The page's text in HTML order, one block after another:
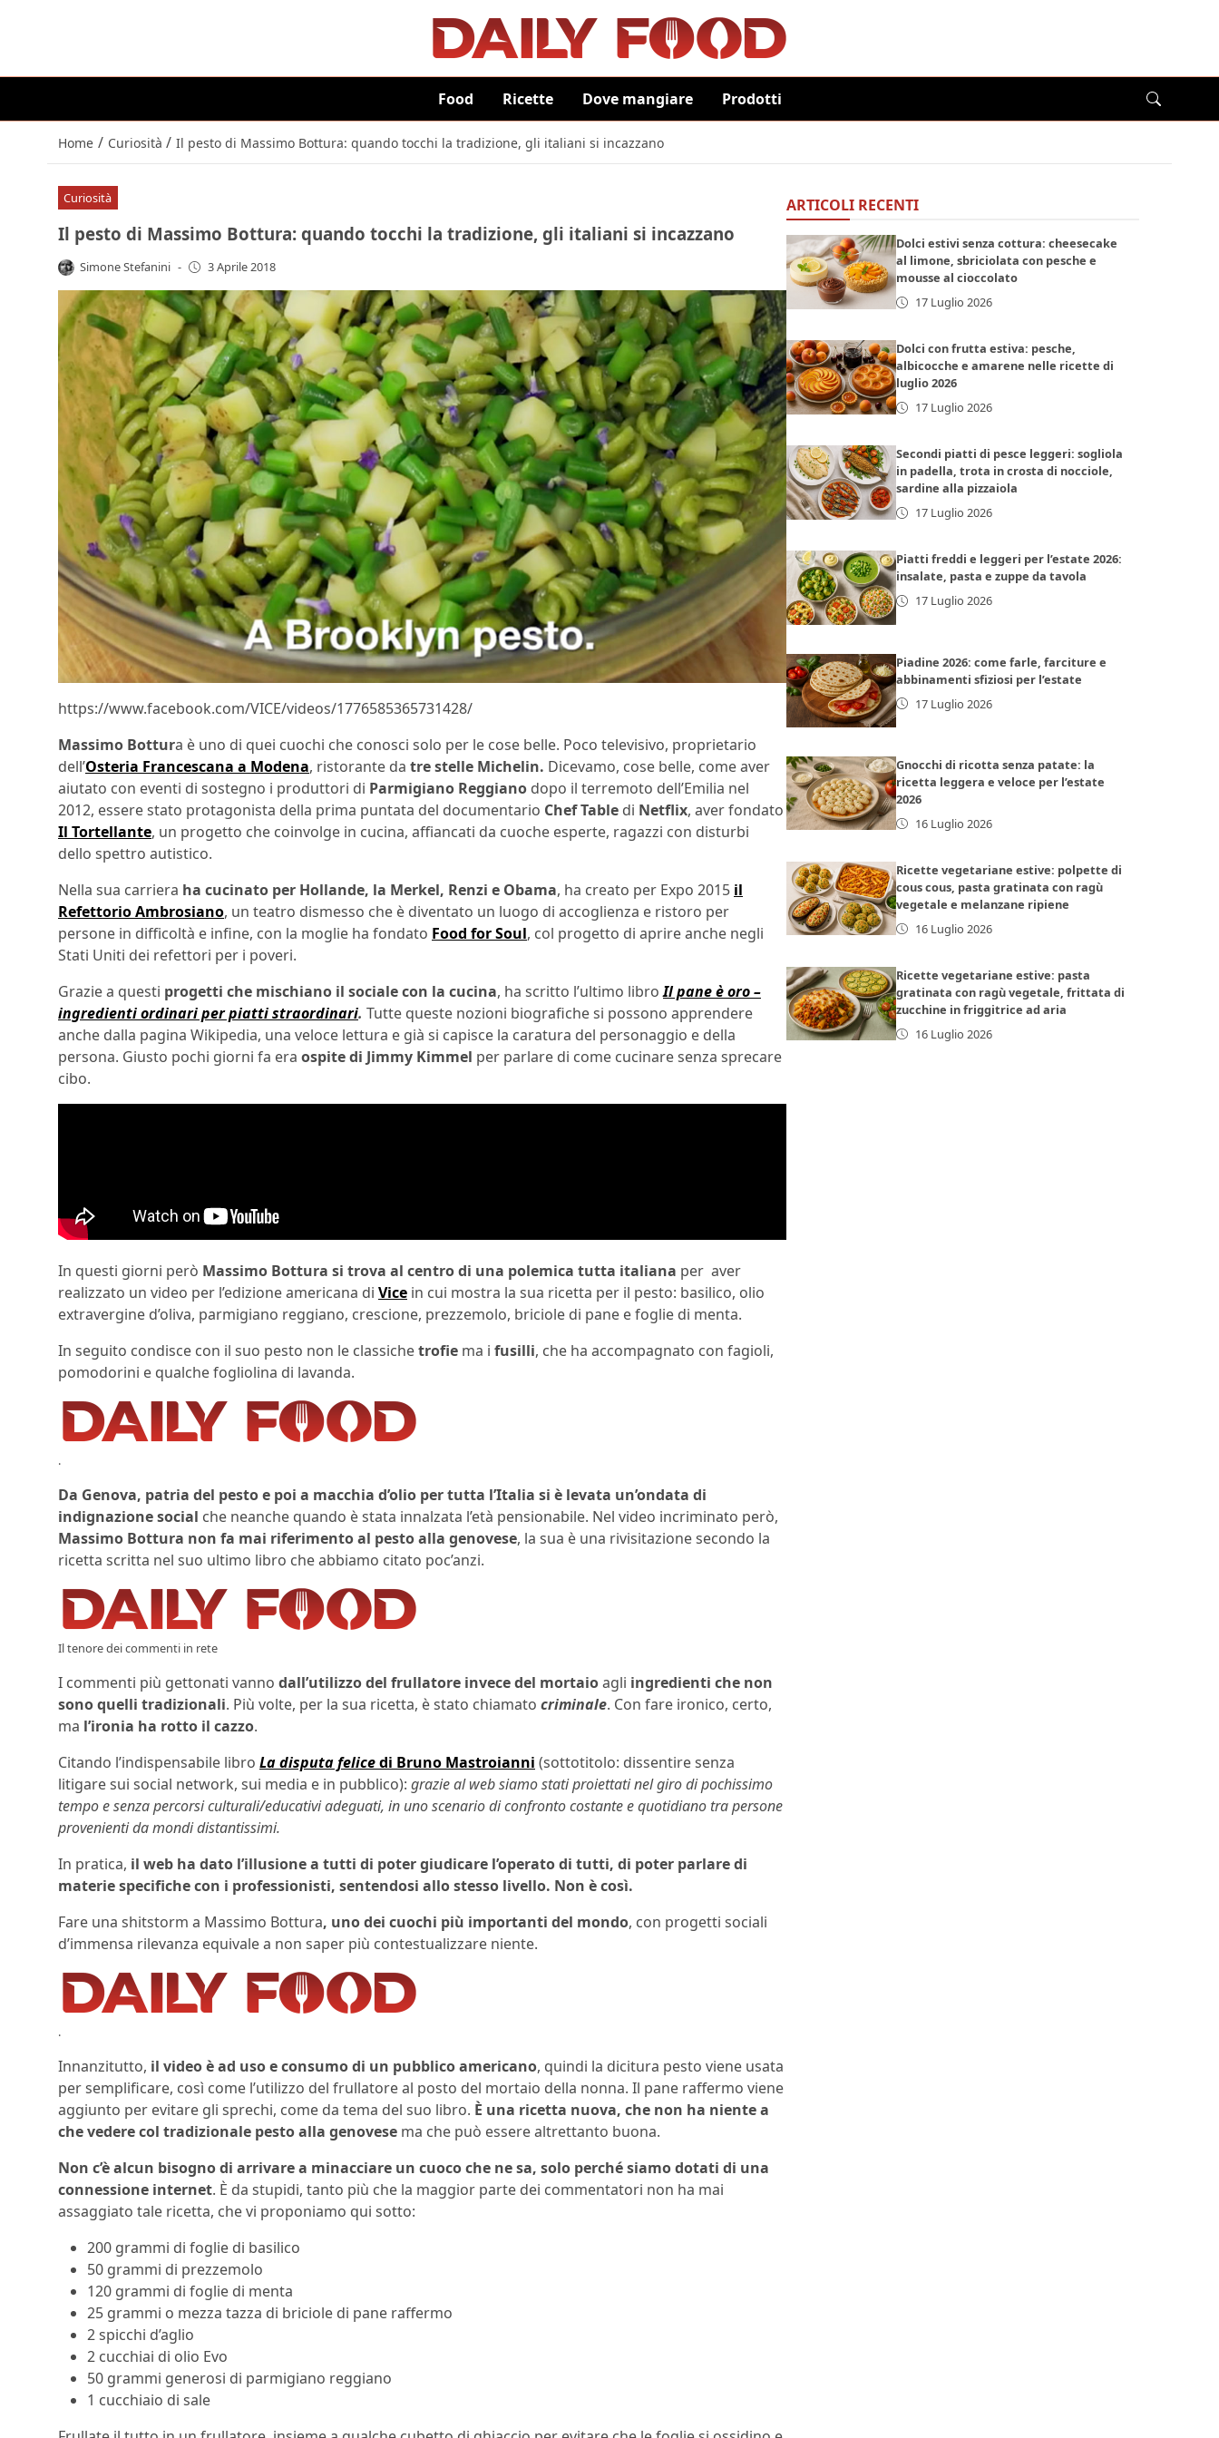
Food Ricette Dove mangiare Prodotti
Home / Curiosità / Il pesto di Massimo Bottura: quando tocchi la tradizione, gli italiani si incazzano
Curiosità
Il pesto di Massimo Bottura: quando tocchi la tradizione, gli italiani si incazzano
Simone Stefanini - 3 Aprile 2018
https://www.facebook.com/VICE/videos/1776585365731428/
Massimo Bottura è uno di quei cuochi che conosci solo per le cose belle. Poco televisivo, proprietario
dell’Osteria Francescana a Modena, ristorante da tre stelle Michelin. Dicevamo, cose belle, come aver
aiutato con eventi di sostegno i produttori di Parmigiano Reggiano dopo il terremoto dell’Emilia nel
2012, essere stato protagonista della prima puntata del documentario Chef Table di Netflix, aver fondato
Il Tortellante, un progetto che coinvolge in cucina, affiancati da cuoche esperte, ragazzi con disturbi
dello spettro autistico.
Nella sua carriera ha cucinato per Hollande, la Merkel, Renzi e Obama, ha creato per Expo 2015 il
Refettorio Ambrosiano, un teatro dismesso che è diventato un luogo di accoglienza e ristoro per
persone in difficoltà e infine, con la moglie ha fondato Food for Soul, col progetto di aprire anche negli
Stati Uniti dei refettori per i poveri.
Grazie a questi progetti che mischiano il sociale con la cucina, ha scritto l’ultimo libroIl pane è oro –
ingredienti ordinari per piatti straordinari. Tutte queste nozioni biografiche si possono apprendere
anche dalla pagina Wikipedia, una veloce lettura e già si capisce la caratura del personaggio e della
persona. Giusto pochi giorni fa era ospite di Jimmy Kimmel per parlare di come cucinare senza sprecare
cibo.
In questi giorni però Massimo Bottura si trova al centro di una polemica tutta italiana per aver
realizzato un video per l’edizione americana di Vice in cui mostra la sua ricetta per il pesto: basilico, olio
extravergine d’oliva, parmigiano reggiano, crescione, prezzemolo, briciole di pane e foglie di menta.
In seguito condisce con il suo pesto non le classichetrofie ma i fusilli, che ha accompagnato con fagioli,
pomodorini e qualche fogliolina di lavanda.
.
Da Genova, patria del pesto e poi a macchia d’olio per tutta l’Italia si è levata un’ondata di
indignazione social che neanche quando è stata innalzata l’età pensionabile. Nel video incriminato però,
Massimo Bottura non fa mai riferimento al pesto alla genovese, la sua è una rivisitazione secondo la
ricetta scritta nel suo ultimo libro che abbiamo citato poc’anzi.
Il tenore dei commenti in rete
I commenti più gettonati vanno dall’utilizzo del frullatore invece del mortaioagli ingredienti che non
sono quelli tradizionali. Più volte, per la sua ricetta, è stato chiamato criminale. Con fare ironico, certo,
ma l’ironia ha rotto il cazzo.
Citando l’indispensabile libro La disputa felicedi Bruno Mastroianni (sottotitolo: dissentire senza
litigare sui social network, sui media e in pubblico): grazie al web siamo stati proiettati nel giro di pochissimo
tempo e senza percorsi culturali/educativi adeguati, in uno scenario di confronto costante e quotidiano tra persone
provenienti da mondi distantissimi.
In pratica, il web ha dato l’illusione a tutti di poter giudicare l’operato di tutti, di poter parlare di
materie specifiche con i professionisti, sentendosi allo stesso livello. Non è così.
Fare una shitstorm a Massimo Bottura, uno dei cuochi più importanti del mondo, con progetti sociali
d’immensa rilevanza equivale a non saper più contestualizzare niente.
.
Innanzitutto, il video è ad uso e consumo di un pubblico americano, quindi la dicitura pesto viene usata
per semplificare, così come l’utilizzo del frullatore al posto del mortaio della nonna. Il pane raffermo viene
aggiunto per evitare gli sprechi, come da tema del suo libro. È una ricetta nuova, che non ha niente a
che vedere col tradizionale pesto alla genovese ma che può essere altrettanto buona.
Non c’è alcun bisogno di arrivare a minacciare un cuoco che ne sa, solo perché siamo dotati di una
connessione internet. È da stupidi, tanto più che la maggior parte dei commentatori non ha mai
assaggiato tale ricetta, che vi proponiamo qui sotto:
200 grammi di foglie di basilico
50 grammi di prezzemolo
120 grammi di foglie di menta
25 grammi o mezza tazza di briciole di pane raffermo
2 spicchi d’aglio
2 cucchiai di olio Evo
50 grammi generosi di parmigiano reggiano
1 cucchiaio di sale
ARTICOLI RECENTI
Dolci estivi senza cottura: cheesecake
al limone, sbriciolata con pesche e
mousse al cioccolato
17 Luglio 2026
Dolci con frutta estiva: pesche,
albicocche e amarene nelle ricette di
luglio 2026
17 Luglio 2026
Secondi piatti di pesce leggeri: sogliola
in padella, trota in crosta di nocciole,
sardine alla pizzaiola
17 Luglio 2026
Piatti freddi e leggeri per l’estate 2026:
insalate, pasta e zuppe da tavola
17 Luglio 2026
Piadine 2026: come farle, farciture e
abbinamenti sfiziosi per l’estate
17 Luglio 2026
Gnocchi di ricotta senza patate: la
ricetta leggera e veloce per l’estate
2026
16 Luglio 2026
Ricette vegetariane estive: polpette di
cous cous, pasta gratinata con ragù
vegetale e melanzane ripiene
16 Luglio 2026
Ricette vegetariane estive: pasta
gratinata con ragù vegetale, frittata di
zucchine in friggitrice ad aria
16 Luglio 2026